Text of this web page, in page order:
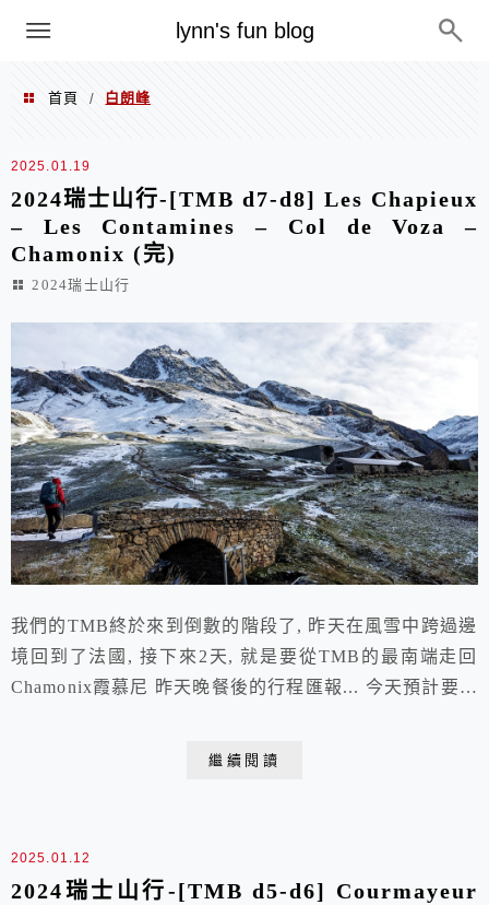
lynn's fun blog
menu
首頁 / 白朗峰
白朗峰
2025.01.19
2024瑞士山行-[TMB d7-d8] Les Chapieux
– Les Contamines – Col de Voza –
Chamonix (完)
2024瑞士山行
我們的TMB終於來到倒數的階段了, 昨天在風雪中跨過邊
境回到了法國, 接下來2天, 就是要從TMB的最南端走回
Chamonix霞慕尼 昨天晚餐後的行程匯報... 今天預計要走
且要上升940M, 再下降1300M, 這也太狠啦! 不過好消息
繼續閱讀
2025.01.12
2024瑞士山行-[TMB d5-d6] Courmayeur